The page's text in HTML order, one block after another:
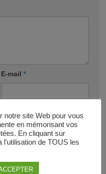
E-mail *
notre site Web pour vous
en mémorisant vos
En cliquant sur
l'utilisation de TOUS les